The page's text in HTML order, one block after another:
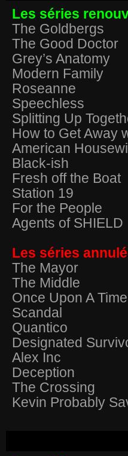
Les séries
The Goldbergs
The Good Doctor
Grey’s Anatomy
Modern Family
Roseanne
Speechless
Splitting Up
How to Get Away
American
Black-ish
Fresh off the Boat
Station 19
For the People
Agents of SHIELD
Les séries
The Mayor
The Middle
Once Upon A Time
Scandal
Quantico
Designated
Alex Inc
Deception
The Crossing
Kevin Probably